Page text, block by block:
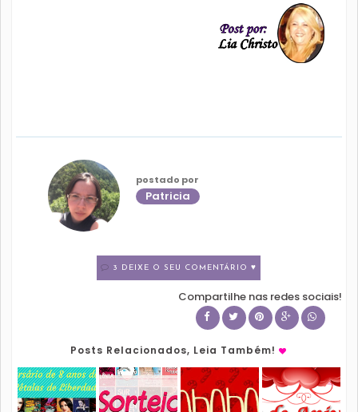
postado por
Patricia
3 DEIXE O SEU COMENTÁRIO ♥
Compartilhe nas redes sociais!
Posts Relacionados, Leia Também!